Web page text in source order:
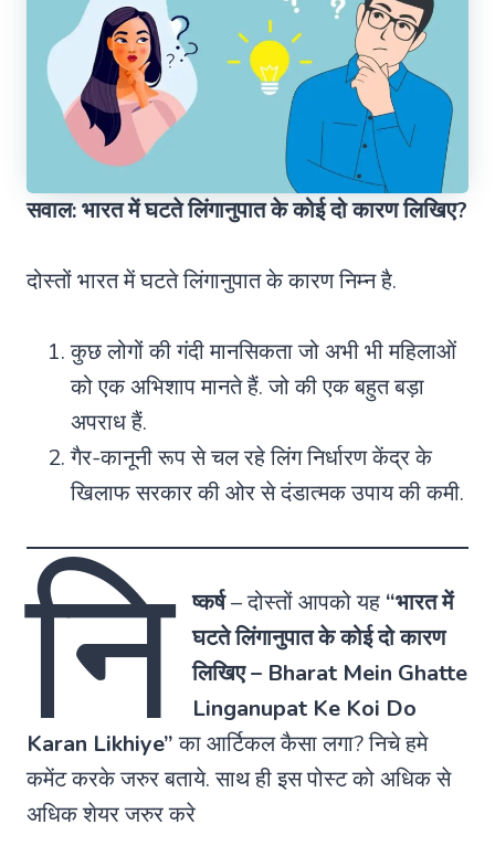
सवाल: भारत में घटते लिंगानुपात के कोई दो कारण लिखिए?
दोस्तों भारत में घटते लिंगानुपात के कारण निम्न है.
कुछ लोगों की गंदी मानसिकता जो अभी भी महिलाओं
को एक अभिशाप मानते हैं. जो की एक बहुत बड़ा
अपराध हैं.
गैर-कानूनी रूप से चल रहे लिंग निर्धारण केंद्र के
खिलाफ सरकार की ओर से दंडात्मक उपाय की कमी.
नि ष्कर्ष– दोस्तों आपको यह “भारत में
घटते लिंगानुपात के कोई दो कारण
लिखिए – Bharat Mein Ghatte
Linganupat Ke Koi Do
Karan Likhiye”का आर्टिकल कैसा लगा? निचे हमे
कमेंट करके जरुर बताये. साथ ही इस पोस्ट को अधिक से
अधिक शेयर जरुर करे